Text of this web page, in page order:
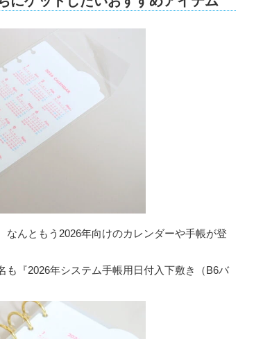
んともう2026年向けのカレンダーや手帳が登
『2026年システム手帳用日付入下敷き（B6バ